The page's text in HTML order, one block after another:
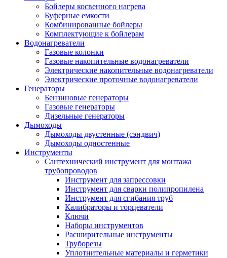
Бойлеры косвенного нагрева
Буферные емкости
Комбинированные бойлеры
Комплектующие к бойлерам
Водонагреватели
Газовые колонки
Газовые накопительные водонагреватели
Электрические накопительные водонагреватели
Электрические проточные водонагреватели
Генераторы
Бензиновые генераторы
Газовые генераторы
Дизельные генераторы
Дымоходы
Дымоходы двустенные (сэндвич)
Дымоходы одностенные
Инструменты
Сантехнический инструмент для монтажа
трубопроводов
Инструмент для запрессовки
Инструмент для сварки полипропилена
Инструмент для сгибания труб
Калибраторы и торцеватели
Ключи
Наборы инструментов
Расширительные инструменты
Труборезы
Уплотнительные материалы и герметики